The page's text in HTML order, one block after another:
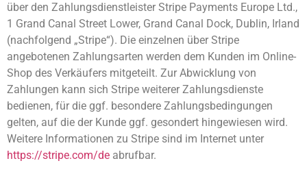
über den Zahlungsdienstleister Stripe Payments Europe Ltd.,
1 Grand Canal Street Lower, Grand Canal Dock, Dublin, Irland
(nachfolgend „Stripe“). Die einzelnen über Stripe
angebotenen Zahlungsarten werden dem Kunden im Online-
Shop des Verkäufers mitgeteilt. Zur Abwicklung von
Zahlungen kann sich Stripe weiterer Zahlungsdienste
bedienen, für die ggf. besondere Zahlungsbedingungen
gelten, auf die der Kunde ggf. gesondert hingewiesen wird.
Weitere Informationen zu Stripe sind im Internet unter
https://stripe.com/de abrufbar.